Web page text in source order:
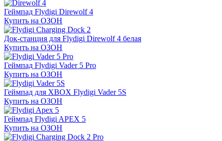
Геймпад Flydigi Direwolf 4
Купить на ОЗОН
Док-станция для Flydigi Direwolf 4 белая
Купить на ОЗОН
Геймпад Flydigi Vader 5 Pro
Купить на ОЗОН
Геймпад для XBOX Flydigi Vader 5S
Купить на ОЗОН
Геймпад Flydigi APEX 5
Купить на ОЗОН